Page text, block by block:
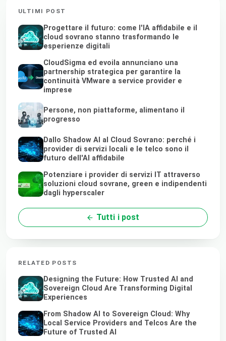
ULTIMI POST
Progettare il futuro: come l'IA affidabile e il
cloud sovrano stanno trasformando le
esperienze digitali
CloudSigma ed evoila annunciano una
partnership strategica per garantire la
continuità VMware a service provider e
imprese
Persone, non piattaforme, alimentano il
progresso
Dallo Shadow AI al Cloud Sovrano: perché i
provider di servizi locali e le telco sono il
futuro dell'AI affidabile
Potenziare i provider di servizi IT attraverso
soluzioni cloud sovrane, green e indipendenti
dagli hyperscaler
Tutti i post
RELATED POSTS
Designing the Future: How Trusted AI and
Sovereign Cloud Are Transforming Digital
Experiences
From Shadow AI to Sovereign Cloud: Why
Local Service Providers and Telcos Are the
Future of Trusted AI